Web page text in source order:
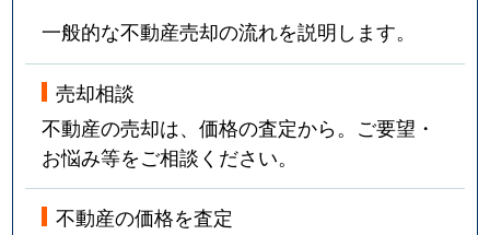
一般的な不動産売却の流れを説明します。
売却相談
不動産の売却は、価格の査定から。ご要望・
お悩み等をご相談ください。
不動産の価格を査定